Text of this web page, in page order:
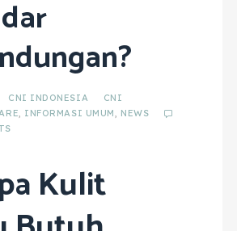
CNI INDONESIA
CNI
, INFORMASI UMUM, NEWS
Kulit